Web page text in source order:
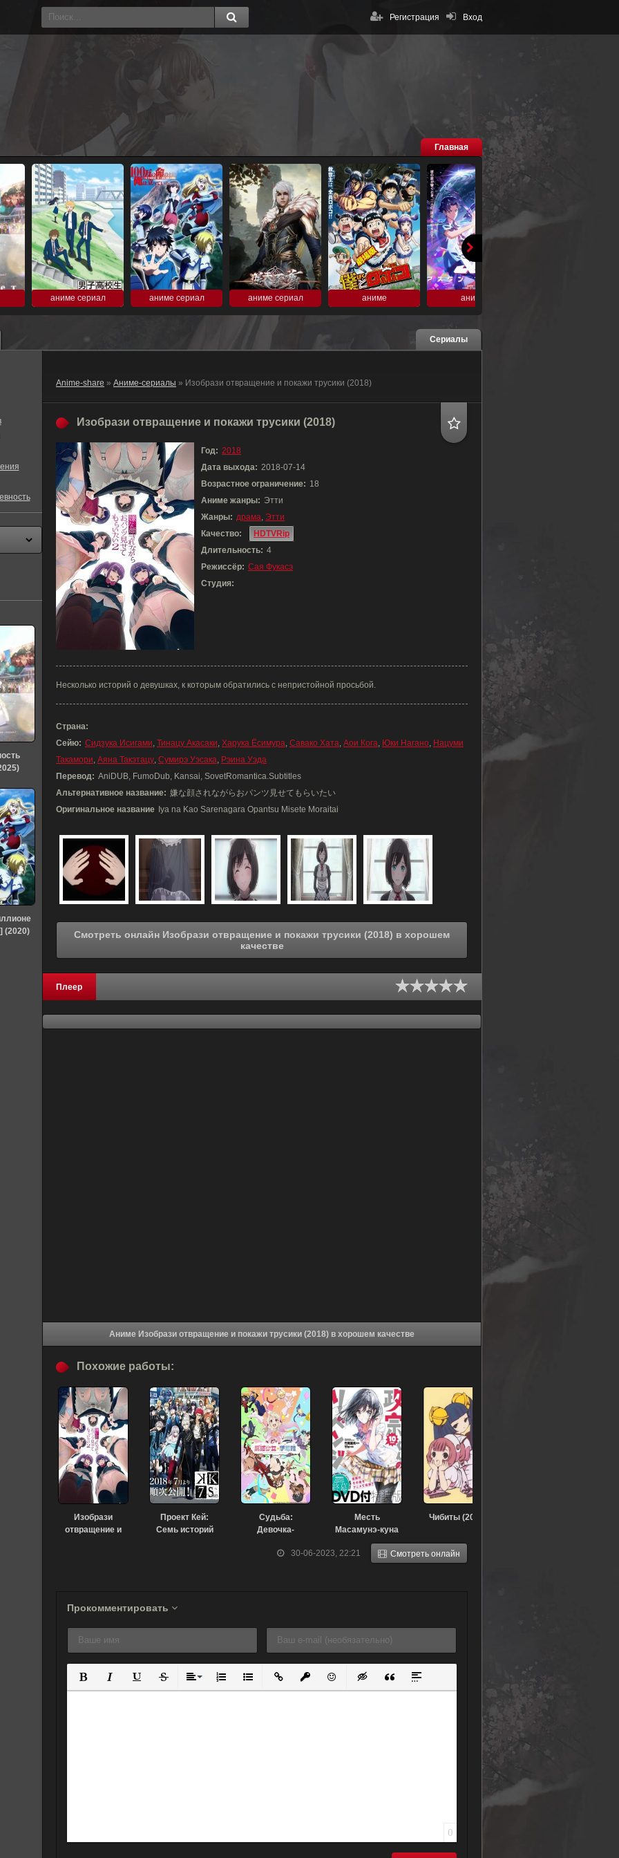
Вход
Регистрация
Главная
аниме сериал аниме сериал аниме сериал аниме аниме
Сериалы
Anime-share » Аниме-сериалы » Изобрази отвращение и покажи трусики (2018)
Изобрази отвращение и покажи трусики (2018)
Год: 2018
Дата выхода: 2018-07-14
Возрастное ограничение: 18
Аниме жанры: Этти
Жанры: драма, Этти
Качество:
HDTVRip
Длительность: 4
Режиссёр: Сая Фукасэ
Студия:
Несколько историй о девушках, к которым обратились с непристойной просьбой.
Страна:
Сейю: Сидзука Исигами, Тинацу Акасаки, Харука Ёсимура, Савако Хата, Аои Кога, Юки Нагано, Нацуми
Такамори, Аяна Такэтацу, Сумирэ Уэсака, Рэина Уэда
Перевод: AniDUB, FumoDub, Kansai, SovetRomantica.Subtitles
Альтернативное название: 嫌な顔されながらおパンツ見せてもらいたい
Оригинальное название Iya na Kao Sarenagara Opantsu Misete Moraitai
Смотреть онлайн Изобрази отвращение и покажи трусики (2018) в хорошем
качестве
Плеер
Аниме Изобрази отвращение и покажи трусики (2018) в хорошем качестве
30-06-2023, 22:21 Смотреть онлайн
Похожие работы:
Изобрази
отвращение и
Проект Кей:
Семь историй
Судьба:
Девочка-
Иллия. Призрак
Месть
Масамунэ-куна
(2018)
Чибиты (2003)
Прокомментировать
Полужирный
КурсивПодчеркнутый
ЗачеркнутыйВыравнивание
Нумерованный список
Маркированный список
Вставить ссылку
Вставить защищенную ссылку
Вставить смайлик
Вставка скрытого текста
Вставка цитаты
Вставка спойлера
0
(2020)